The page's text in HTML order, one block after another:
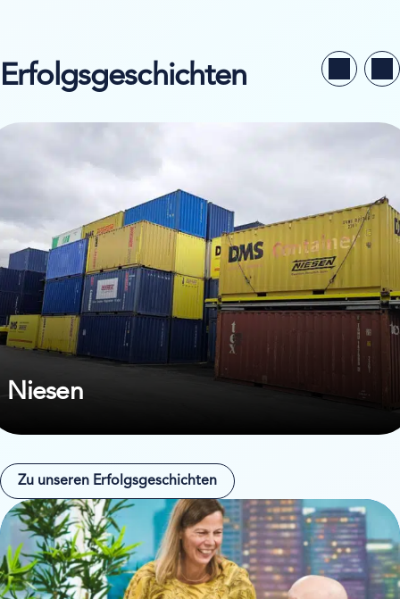
Erfolgsgeschichten
Niesen
ansehen von Niesen
Zu unseren Erfolgsgeschichten